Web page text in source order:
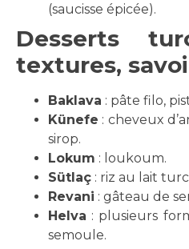
(saucisse épicée).
Desserts
textures,
Baklava : pâte filo,
Künefe : cheveux
sirop.
Lokum : loukoum.
Sütlaç : riz au lait
Revani : gâteau de
Helva : plusieurs
semoule.